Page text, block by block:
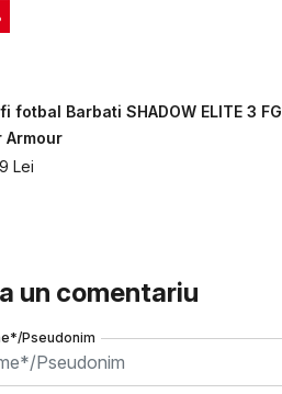
fotbal Barbati SHADOW ELITE 3 FG
Armour
Lei
un comentariu
Pseudonim